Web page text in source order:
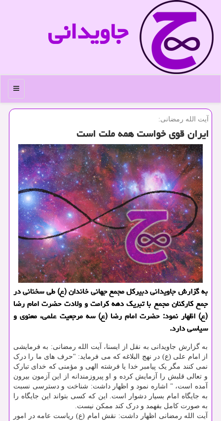
جاویدانی
منو
آیت الله رمضانی:
ایران قوی خواست همه ملت است
به گزارش جاویدانی دبیرکل مجمع جهانی خاندان (ع) طی سخنانی در
جمع کارکنان مجمع با تبریک دهه کرامت و ولادت حضرت امام رضا
(ع) اظهار نمود: حضرت امام رضا (ع) سه مرجعیت علمی، معنوی و
سیاسی دارد.
به گزارش جاویدانی به نقل از ایسنا، آیت الله رمضانی: به فرمایشی
از امام علی (ع) در نهج البلاغه که می فرماید: "حرف های ما را درک
نمی کنند مگر یک پیامبر خدا یا فرشته الهی و مؤمنی که خدای تبارک
و تعالی قلبش را آزمایش کرده و او پیروزمندانه از این آزمون بیرون
آمده است، " اشاره نمود و اظهار داشت: شناخت و دسترسی نسبت
به جایگاه امام بسیار دشوار است. این که کسی بتواند این جایگاه را
به صورت کامل بفهمد و درک کند ممکن نیست.
آیت الله رمضانی اظهار داشت: نقش امام (ع) ریاست عامه در امور